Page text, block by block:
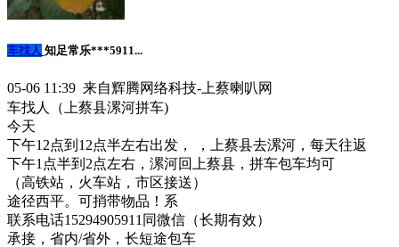
车找人 知足常乐***5911...
05-06 11:39 来自辉腾网络科技-上蔡喇叭网
车找人（上蔡县漯河拼车)
今天
下午12点到12点半左右出发， ，上蔡县去漯河，每天往返
下午1点半到2点左右，漯河回上蔡县，拼车包车均可
（高铁站，火车站，市区接送）
途径西平。可捎带物品！系
联系电话15294905911同微信（长期有效）
承接，省内/省外，长短途包车